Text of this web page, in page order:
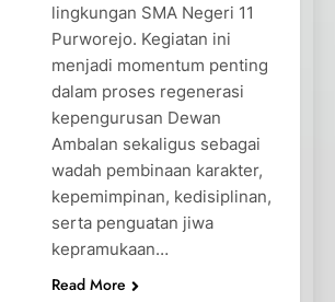
lingkungan SMA Negeri 11
Purworejo. Kegiatan ini
menjadi momentum penting
dalam proses regenerasi
kepengurusan Dewan
Ambalan sekaligus sebagai
wadah pembinaan karakter,
kepemimpinan, kedisiplinan,
serta penguatan jiwa
kepramukaan…
Read More